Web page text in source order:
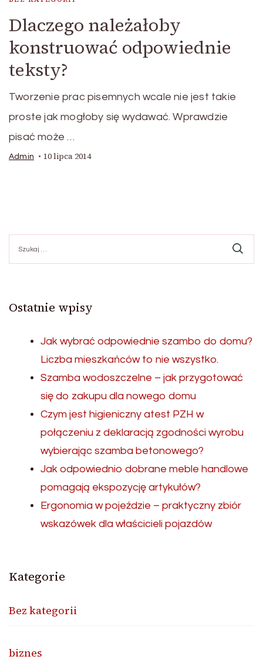
Dlaczego należałoby
konstruować odpowiednie
teksty?
Tworzenie prac pisemnych wcale nie jest takie
proste jak mogłoby się wydawać. Wprawdzie
pisać może …
Admin 10 lipca 2014
Ostatnie wpisy
Jak wybrać odpowiednie szambo do domu?
Liczba mieszkańców to nie wszystko.
Szamba wodoszczelne – jak przygotować
się do zakupu dla nowego domu
Czym jest higieniczny atest PZH w
połączeniu z deklaracją zgodności wyrobu
wybierając szamba betonowego?
Jak odpowiednio dobrane meble handlowe
pomagają ekspozycję artykułów?
Ergonomia w pojeździe – praktyczny zbiór
wskazówek dla właścicieli pojazdów
Kategorie
Bez kategorii
biznes